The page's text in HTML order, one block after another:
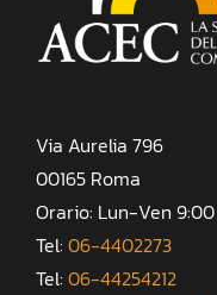
Via Aurelia 796
00165 Roma
Orario: Lun-Ven 9:00
Tel: 06-4402273
Tel: 06-44254212